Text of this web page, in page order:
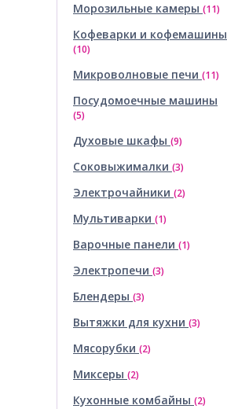
Морозильные камеры (11)
Кофеварки и кофемашины
(10)
Микроволновые печи (11)
Посудомоечные машины
(5)
Духовые шкафы (9)
Соковыжималки (3)
Электрочайники (2)
Мультиварки (1)
Варочные панели (1)
Электропечи (3)
Блендеры (3)
Вытяжки для кухни (3)
Мясорубки (2)
Миксеры (2)
Кухонные комбайны (2)